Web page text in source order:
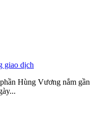
giao dịch
Hùng Vương nắm gần